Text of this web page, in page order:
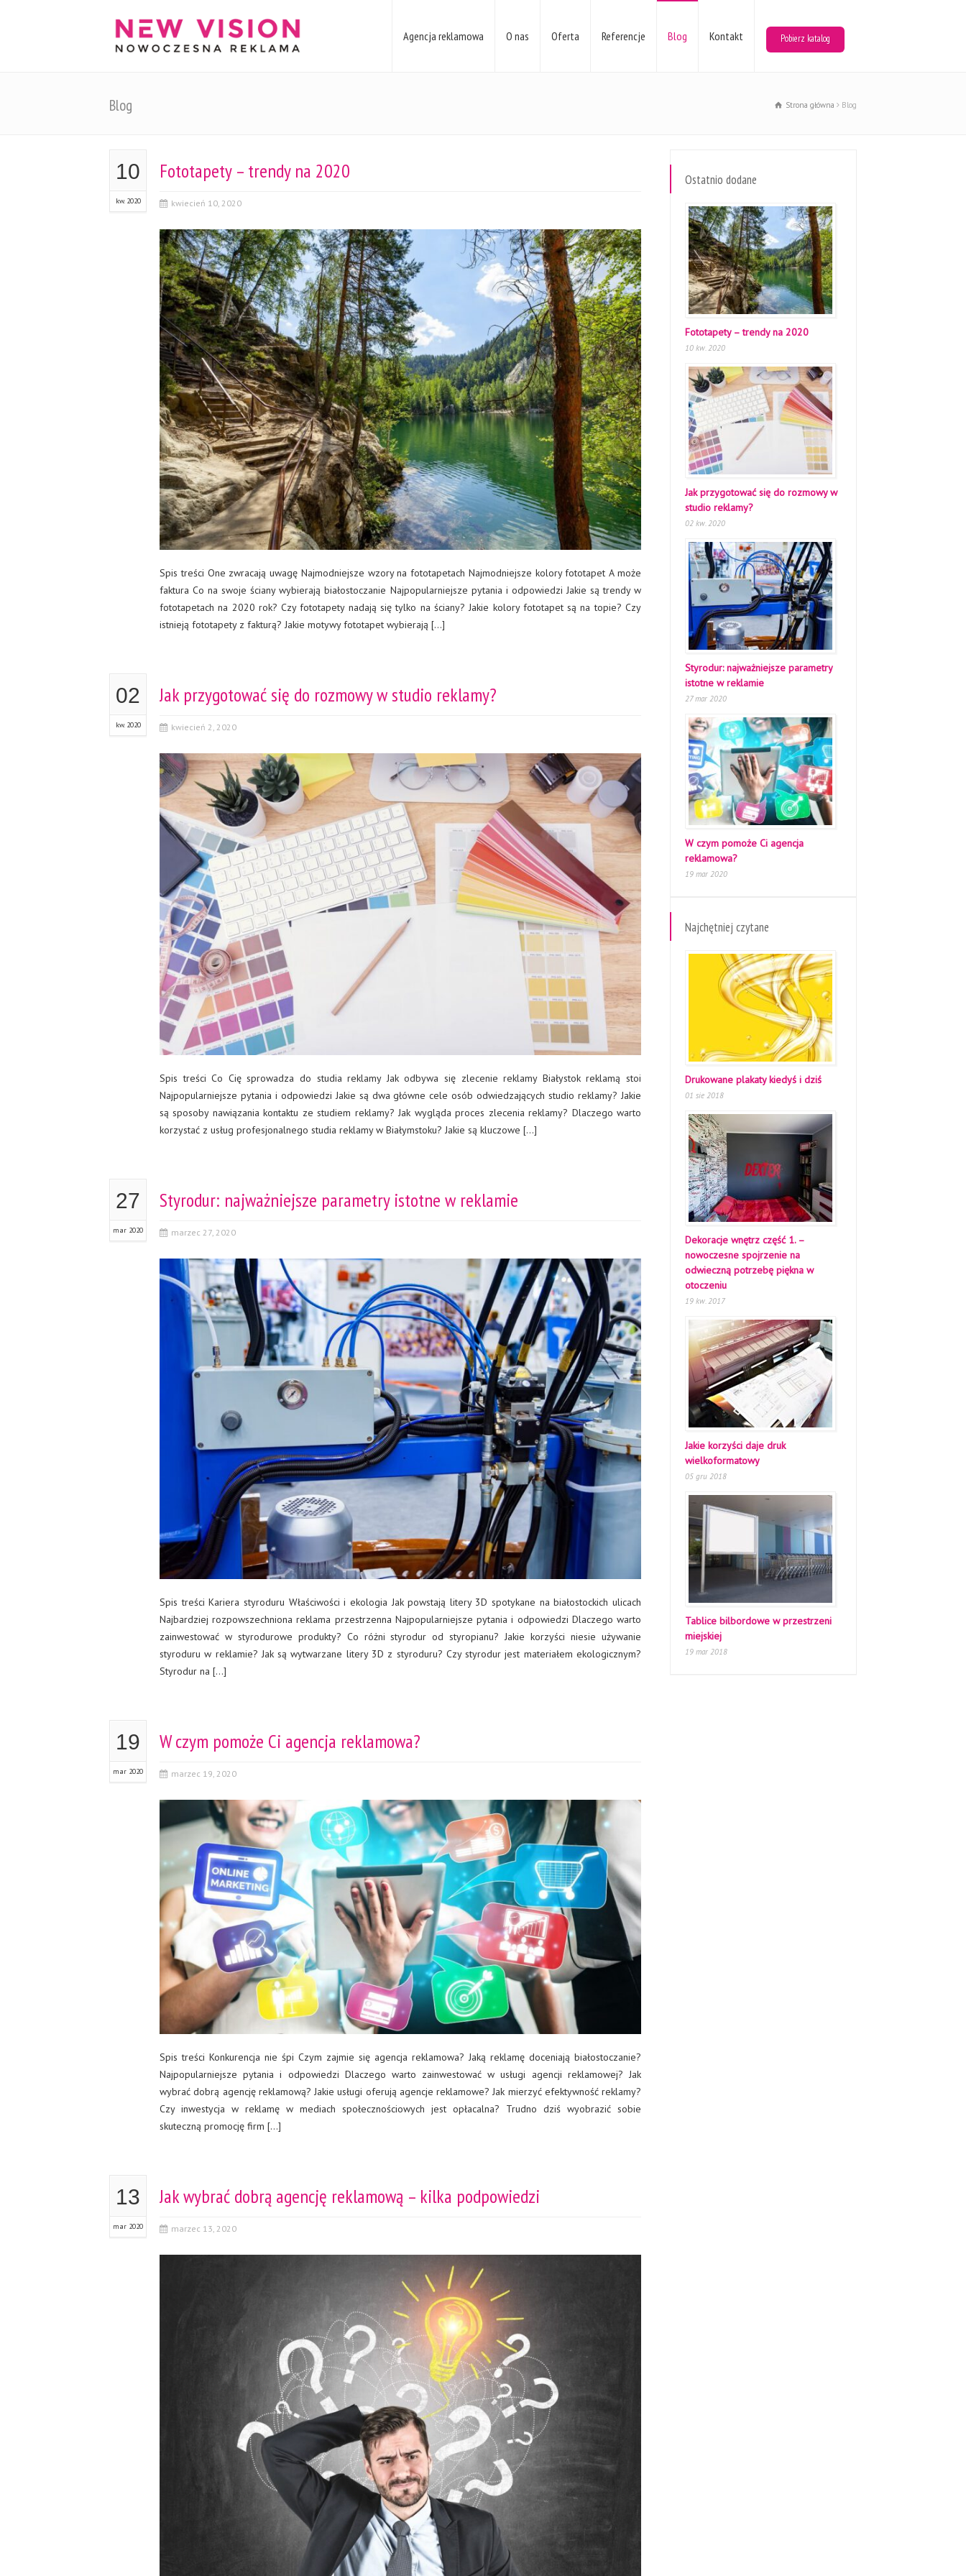
Agencja reklamowa O nas Oferta Referencje Blog Kontakt Pobierz katalog
Blog Strona główna Blog
10
kw. 2020
Fototapety – trendy na 2020
kwiecień 10, 2020
Spis treści One zwracają uwagę Najmodniejsze wzory na fototapetach Najmodniejsze kolory fototapet A może
faktura Co na swoje ściany wybierają białostoczanie Najpopularniejsze pytania i odpowiedzi Jakie są trendy w
fototapetach na 2020 rok? Czy fototapety nadają się tylko na ściany? Jakie kolory fototapet są na topie? Czy
istnieją fototapety z fakturą? Jakie motywy fototapet wybierają […]
02
kw. 2020
Jak przygotować się do rozmowy w studio reklamy?
kwiecień 2, 2020
Spis treści Co Cię sprowadza do studia reklamy Jak odbywa się zlecenie reklamy Białystok reklamą stoi
Najpopularniejsze pytania i odpowiedzi Jakie są dwa główne cele osób odwiedzających studio reklamy? Jakie
są sposoby nawiązania kontaktu ze studiem reklamy? Jak wygląda proces zlecenia reklamy? Dlaczego warto
korzystać z usług profesjonalnego studia reklamy w Białymstoku? Jakie są kluczowe […]
27
mar 2020
Styrodur: najważniejsze parametry istotne w reklamie
marzec 27, 2020
Spis treści Kariera styroduru Właściwości i ekologia Jak powstają litery 3D spotykane na białostockich ulicach
Najbardziej rozpowszechniona reklama przestrzenna Najpopularniejsze pytania i odpowiedzi Dlaczego warto
zainwestować w styrodurowe produkty? Co różni styrodur od styropianu? Jakie korzyści niesie używanie
styroduru w reklamie? Jak są wytwarzane litery 3D z styroduru? Czy styrodur jest materiałem ekologicznym?
Styrodur na […]
19
mar 2020
W czym pomoże Ci agencja reklamowa?
marzec 19, 2020
Spis treści Konkurencja nie śpi Czym zajmie się agencja reklamowa? Jaką reklamę doceniają białostoczanie?
Najpopularniejsze pytania i odpowiedzi Dlaczego warto zainwestować w usługi agencji reklamowej? Jak
wybrać dobrą agencję reklamową? Jakie usługi oferują agencje reklamowe? Jak mierzyć efektywność reklamy?
Czy inwestycja w reklamę w mediach społecznościowych jest opłacalna? Trudno dziś wyobrazić sobie
skuteczną promocję firm […]
13
mar 2020
Jak wybrać dobrą agencję reklamową – kilka podpowiedzi
marzec 13, 2020
Ostatnio dodane
Fototapety – trendy na 2020
10 kw. 2020
Jak przygotować się do rozmowy w
studio reklamy?
02 kw. 2020
Styrodur: najważniejsze parametry
istotne w reklamie
27 mar 2020
W czym pomoże Ci agencja
reklamowa?
19 mar 2020
Najchętniej czytane
Drukowane plakaty kiedyś i dziś
01 sie 2018
Dekoracje wnętrz część 1. –
nowoczesne spojrzenie na
odwieczną potrzebę piękna w
otoczeniu
19 kw. 2017
Jakie korzyści daje druk
wielkoformatowy
05 gru 2018
Tablice bilbordowe w przestrzeni
miejskiej
19 mar 2018